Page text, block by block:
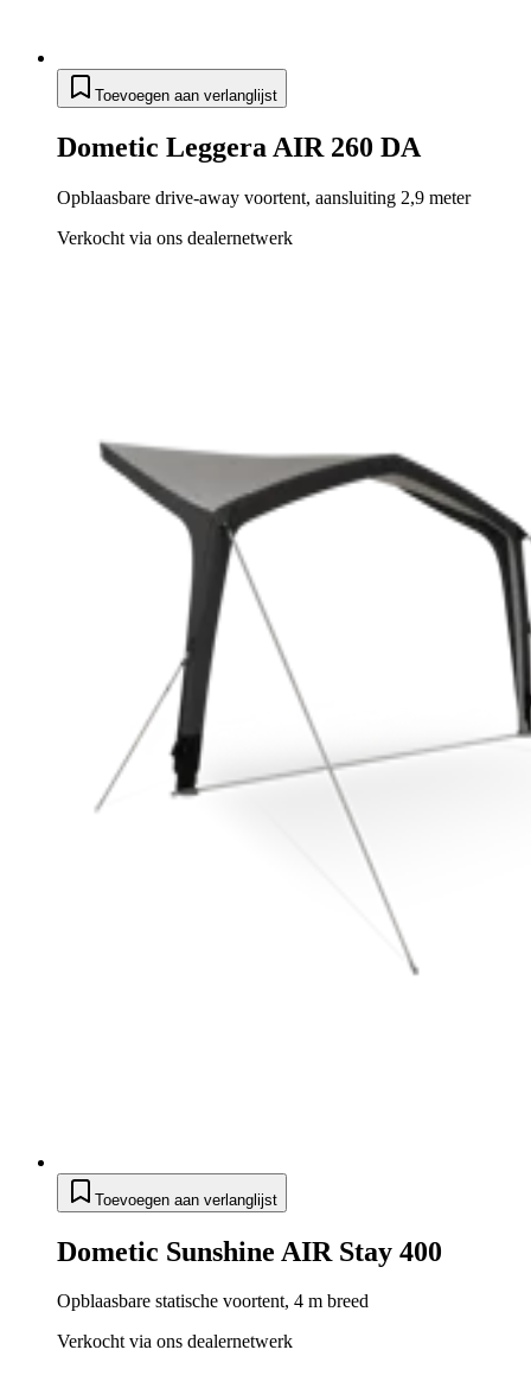
Toevoegen aan verlanglijst
Dometic Leggera AIR 260 DA
Opblaasbare drive-away voortent, aansluiting 2,9 meter
Verkocht via ons dealernetwerk
Toevoegen aan verlanglijst
Dometic Sunshine AIR Stay 400
Opblaasbare statische voortent, 4 m breed
Verkocht via ons dealernetwerk